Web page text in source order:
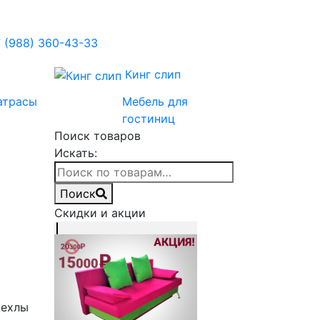
(988) 360-43-33
Кинг слип
Мебель для
гостиниц
Поиск товаров
Искать:
Поиск
Скидки и акции